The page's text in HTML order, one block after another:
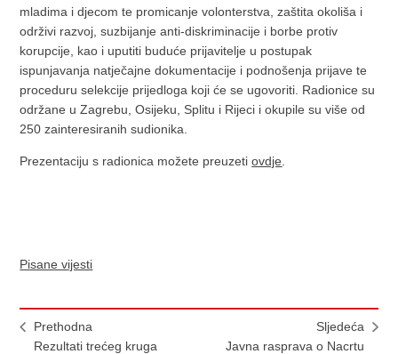
mladima i djecom te promicanje volonterstva, zaštita okoliša i
održivi razvoj, suzbijanje anti-diskriminacije i borbe protiv
korupcije, kao i uputiti buduće prijavitelje u postupak
ispunjavanja natječajne dokumentacije i podnošenja prijave te
proceduru selekcije prijedloga koji će se ugovoriti. Radionice su
održane u Zagrebu, Osijeku, Splitu i Rijeci i okupile su više od
250 zainteresiranih sudionika.
Prezentaciju s radionica možete preuzetiovdje
Pisane vijesti
Prethodna
Rezultati trećeg kruga
Sljedeća
Javna rasprava o Nacrtu